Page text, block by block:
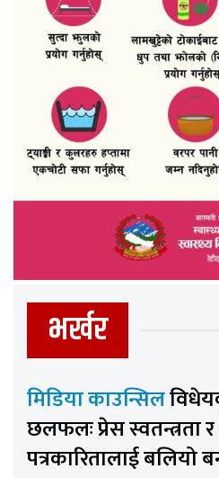
भर्खर
मिडिया काउन्सिल
छलफलः प्रेस स्वतन्त्रता
पत्रकारितालाई बलियो